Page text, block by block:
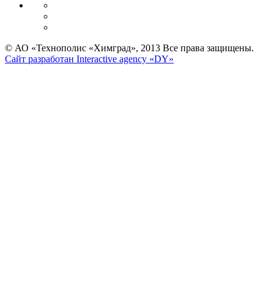
© АО «Технополис «Химград», 2013 Все права защищены.
Сайт разработан Interactive agency «DY»